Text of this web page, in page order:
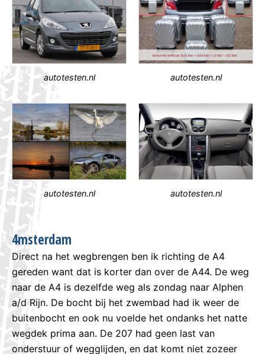
autotesten.nl autotesten.nl
autotesten.nl autotesten.nl
4msterdam
Direct na het wegbrengen ben ik richting de A4
gereden want dat is korter dan over de A44. De weg
naar de A4 is dezelfde weg als zondag naar Alphen
a/d Rijn. De bocht bij het zwembad had ik weer de
buitenbocht en ook nu voelde het ondanks het natte
wegdek prima aan. De 207 had geen last van
onderstuur of wegglijden, en dat komt niet zozeer